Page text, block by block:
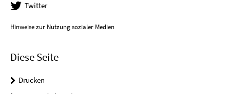
Twitter
Hinweise zur Nutzung sozialer Medien
Diese Seite
Drucken